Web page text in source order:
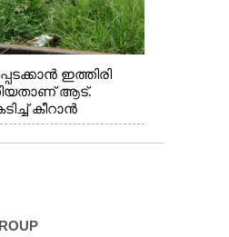
ഇത്തിരി
ആട്.
കീറാൻ
ആന്തൽ മറന്ന്
എറണാകുളം